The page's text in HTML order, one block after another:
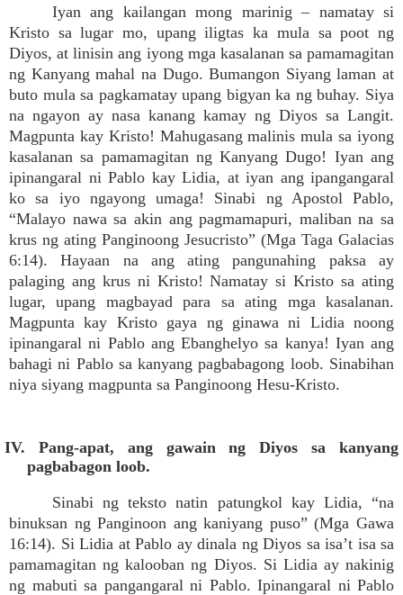
Iyan ang kailangan mong marinig – namatay si
Kristo sa lugar mo, upang iligtas ka mula sa poot ng
Diyos, at linisin ang iyong mga kasalanan sa pamamagitan
ng Kanyang mahal na Dugo. Bumangon Siyang laman at
buto mula sa pagkamatay upang bigyan ka ng buhay. Siya
na ngayon ay nasa kanang kamay ng Diyos sa Langit.
Magpunta kay Kristo! Mahugasang malinis mula sa iyong
kasalanan sa pamamagitan ng Kanyang Dugo! Iyan ang
ipinangaral ni Pablo kay Lidia, at iyan ang ipangangaral
ko sa iyo ngayong umaga! Sinabi ng Apostol Pablo,
“Malayo nawa sa akin ang pagmamapuri, maliban na sa
krus ng ating Panginoong Jesucristo” (Mga Taga Galacias
6:14). Hayaan na ang ating pangunahing paksa ay
palaging ang krus ni Kristo! Namatay si Kristo sa ating
lugar, upang magbayad para sa ating mga kasalanan.
Magpunta kay Kristo gaya ng ginawa ni Lidia noong
ipinangaral ni Pablo ang Ebanghelyo sa kanya! Iyan ang
bahagi ni Pablo sa kanyang pagbabagong loob. Sinabihan
niya siyang magpunta sa Panginoong Hesu-Kristo.
IV. Pang-apat, ang gawain ng Diyos sa kanyang
pagbabagon loob.
Sinabi ng teksto natin patungkol kay Lidia, “na
binuksan ng Panginoon ang kaniyang puso” (Mga Gawa
16:14). Si Lidia at Pablo ay dinala ng Diyos sa isa’t isa sa
pamamagitan ng kalooban ng Diyos. Si Lidia ay nakinig
ng mabuti sa pangangaral ni Pablo. Ipinangaral ni Pablo